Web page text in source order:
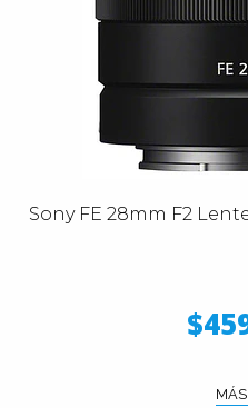
Sony FE 28mm F2